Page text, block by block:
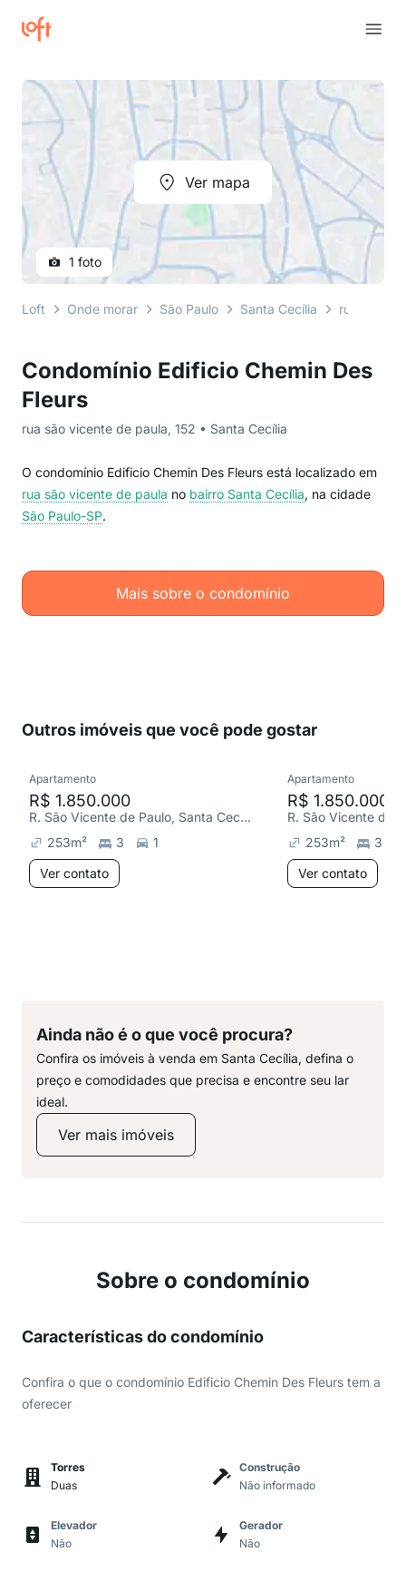
Condomínio Edificio Chemin Des
Fleurs
rua são vicente de paula, 152 • Santa Cecília
O condomínio Edificio Chemin Des Fleurs está localizado em
rua são vicente de paula no bairro Santa Cecília, na cidade
São Paulo-SP.
Mais sobre o condomínio
Ver mapa
1 foto
Loft Onde morar São Paulo Santa Cecília rua são
Outros imóveis que você pode gostar
Apartamento
R$ 1.850.000
R. São Vicente de Paulo, Santa Cecília
253m² 3
1
Ver contato
Apartamento
R$ 1.850.000
253m²
3
Ver contato
Ainda não é o que você procura?
Confira os imóveis à venda em Santa Cecília, defina o
preço e comodidades que precisa e encontre seu lar
ideal.
Ver mais imóveis
Sobre o condomínio
Características do condomínio
Confira o que o condomínio Edificio Chemin Des Fleurs tem a
oferecer
Torres
Duas
Construção
Não informado
Elevador
Não
Gerador
Não